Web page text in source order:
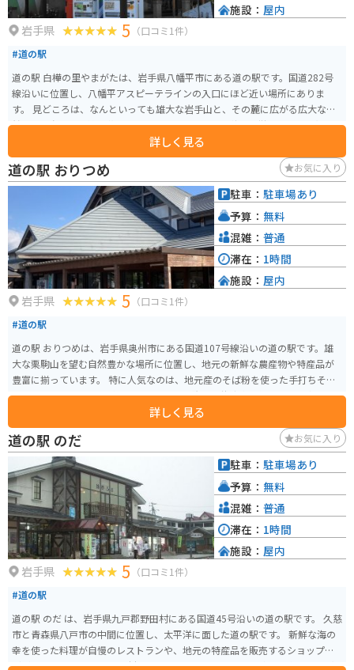
岩手県 5 （口コミ1件）
#道の駅
道の駅 白樺の里やまがたは、岩手県八幡平市にある道の駅です。国道282号
線沿いに位置し、八幡平アスピーテラインの入口にほど近い場所にありま
す。 見どころは、なんといっても雄大な岩手山と、その麓に広がる広大な自
然です。春には可憐な花々、夏には緑豊かな景色、秋には燃えるような紅
葉、冬には真っ白な雪景色と、四季折々の絶景を楽しむことができます。 特
産品としては、地元産の新鮮な野菜や山菜、きのこなどが人気です。また、
八幡平ポークや八幡平マッシュルームなど、地元の食材を使った料理も楽し
むことができます。バイクで訪れる方は、駐車場も広く、休憩に最適な場所
です。周辺には、八幡平アスピーテラインや、松川温泉、藤七温泉など、観光
スポットも充実しています。 道の駅 白樺の里やまがたは、雄大な自然と触れ
合い、地元の美味しいものを楽しめる、魅力的なスポットです。
詳しく見る
施設： 屋内
道の駅 おりつめ お気に入り
岩手県 5 （口コミ1件）
#道の駅
道の駅 おりつめは、岩手県奥州市にある国道107号線沿いの道の駅です。雄
大な栗駒山を望む自然豊かな場所に位置し、地元の新鮮な農産物や特産品が
豊富に揃っています。 特に人気なのは、地元産のそば粉を使った手打ちそば
や、旬の山菜を使った料理です。また、栗駒山の伏流水を使用した豆腐や、
地元産の牛乳を使ったソフトクリームもおすすめです。バイクで訪れた際に
は、広々とした駐車場があるので安心です。栗駒山へのツーリングの拠点と
しても最適です。 周辺には、世界遺産「平泉」や、温泉地として知られる
「須川高原温泉」など、観光スポットも充実しています。自然と歴史、そして
グルメを満喫できる道の駅 おりつめは、岩手観光にぜひ立ち寄りたいスポッ
トです。
詳しく見る
駐車： 駐車場あり
予算： 無料
混雑： 普通
滞在： 1時間
施設： 屋内
道の駅 のだ お気に入り
岩手県 5 （口コミ1件）
#道の駅
道の駅 のだ は、岩手県九戸郡野田村にある国道45号沿いの道の駅です。 久慈
市と青森県八戸市の中間に位置し、太平洋に面した道の駅です。 新鮮な海の
幸を使った料理が自慢のレストランや、地元の特産品を販売するショップな
どがあります。 特に、野田村産の「のだ塩」はミネラル豊富で人気です。 太
駐車： 駐車場あり
予算： 無料
混雑： 普通
滞在： 1時間
施設： 屋内